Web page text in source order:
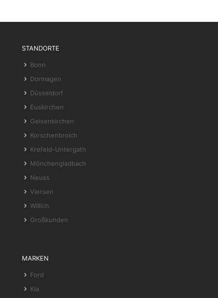
STANDORTE
Bonn
Dormagen
Düsseldorf
Euskirchen
Gelsenkirchen
Korschenbroich
Krefeld-Untergath
Mönchengladbach
Neuss
Viersen
Willich
Großkunden
MARKEN
Ford
Kia